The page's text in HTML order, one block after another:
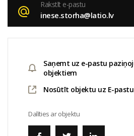
Rakstīt e-pastu
inese.storha@latio.lv
Saņemt uz e-pastu
objektiem
Nosūtīt objektu uz E-pastu
Dalīties ar objektu